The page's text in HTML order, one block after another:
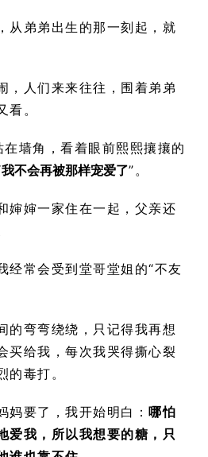
从弟弟出生的那一刻起，就
，人们来来往往，围着弟弟
看。
墙角，看着眼前熙熙攘攘的
我不会再被那样宠爱了”。
婶婶一家住在一起，父亲还
经常会受到堂哥堂姐的“不友
的弯弯绕绕，只记得我再想
买给我，每次我哭得撕心裂
的毒打。
妈要了，我开始明白： 哪怕
爱我，所以我想要的糖，只